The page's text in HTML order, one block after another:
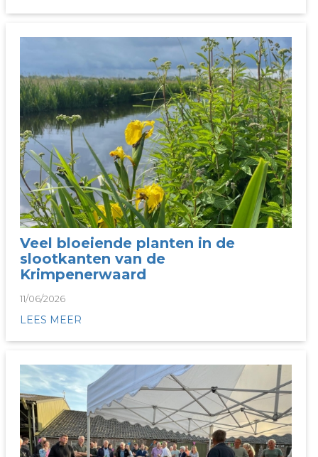
Veel bloeiende planten in de
slootkanten van de
Krimpenerwaard
11/06/2026
LEES MEER